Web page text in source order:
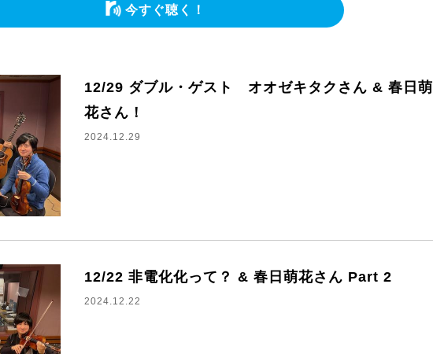
今すぐ聴く！
12/29 ダブル・ゲスト オオゼキタクさん & 春日萌
花さん！
2024.12.29
12/22 非電化化って？ & 春日萌花さん Part 2
2024.12.22